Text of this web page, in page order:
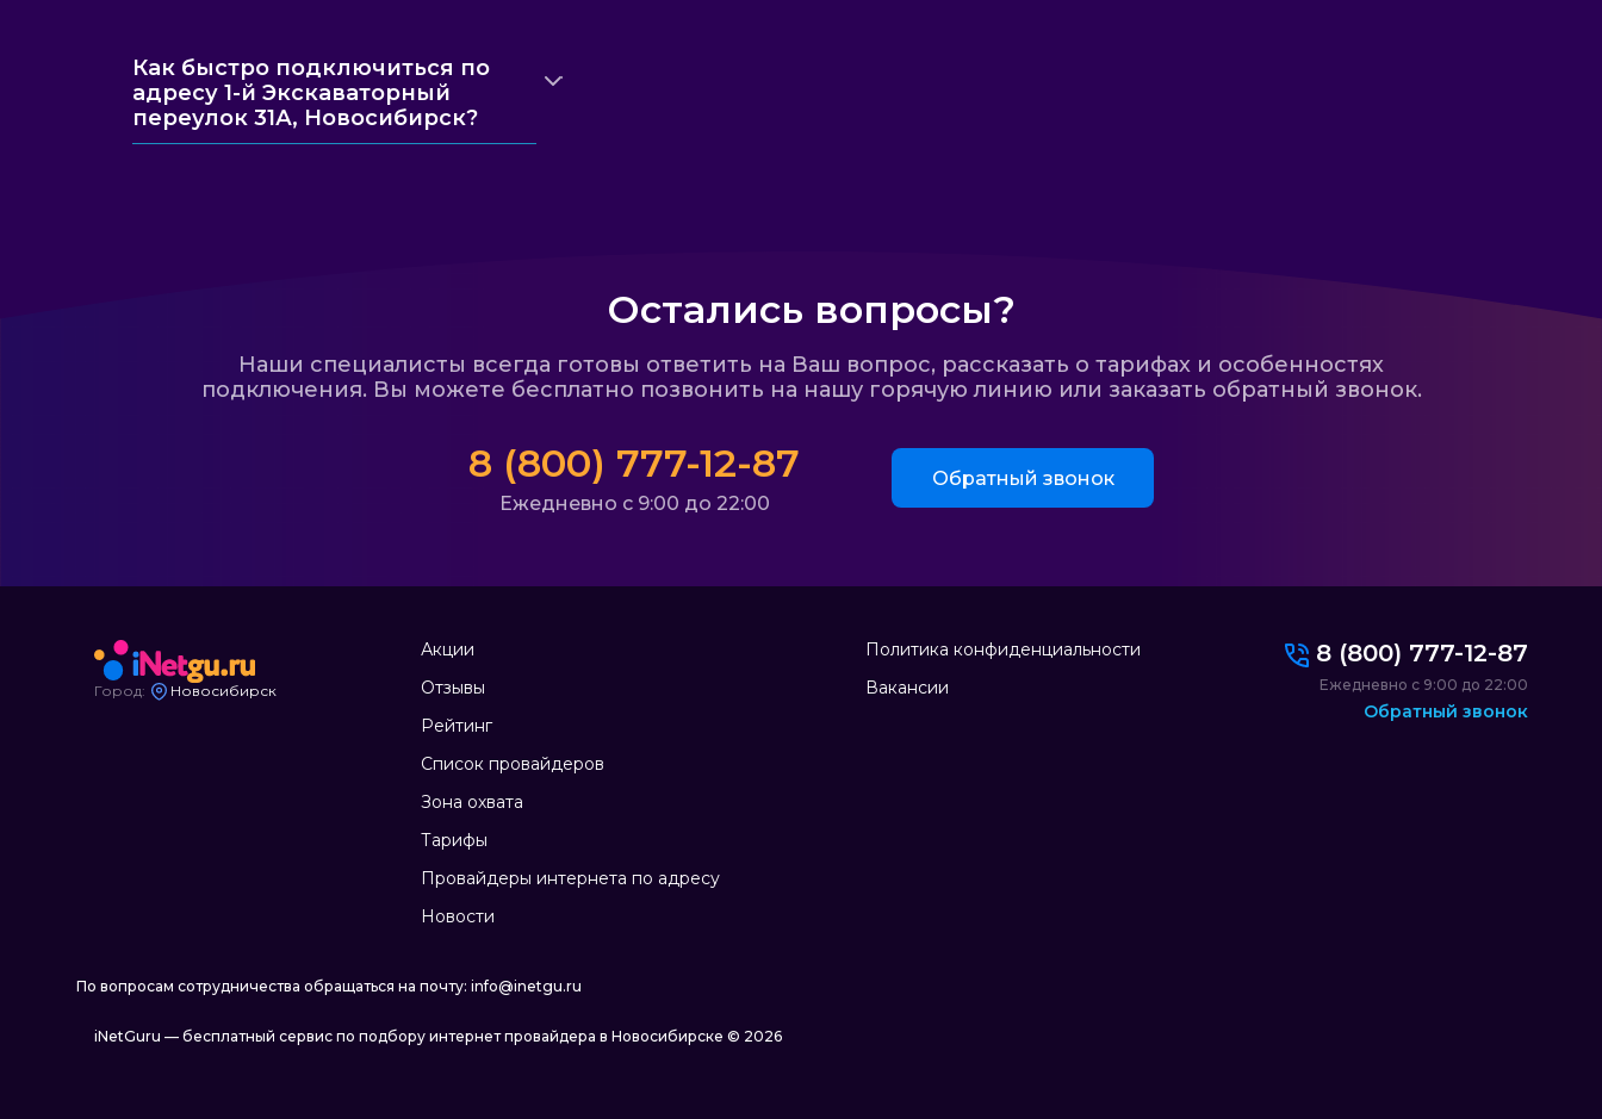
Как быстро подключиться по
адресу 1-й Экскаваторный
переулок 31А, Новосибирск?
Остались вопросы?
Наши специалисты всегда готовы ответить на Ваш вопрос, рассказать о тарифах и особенностях
подключения. Вы можете бесплатно позвонить на нашу горячую линию или заказать обратный звонок.
8 (800) 777-12-87
Ежедневно с 9:00 до 22:00
Обратный звонок
Город: Новосибирск
Акции
Отзывы
Рейтинг
Список провайдеров
Зона охвата
Тарифы
Провайдеры интернета по адресу
Новости
Политика конфиденциальности
Вакансии
8 (800) 777-12-87
Ежедневно с 9:00 до 22:00
Обратный звонок
По вопросам сотрудничества обращаться на почту: info@inetgu.ru
iNetGuru — бесплатный сервис по подбору интернет провайдера в Новосибирске © 2026